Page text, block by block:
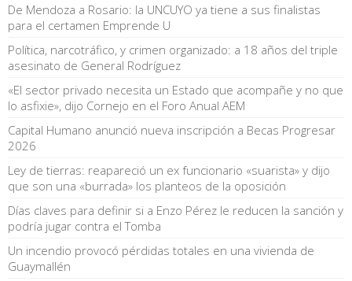
De Mendoza a Rosario: la UNCUYO ya tiene a sus finalistas
para el certamen Emprende U
Política, narcotráfico, y crimen organizado: a 18 años del triple
asesinato de General Rodríguez
«El sector privado necesita un Estado que acompañe y no que
lo asfixie», dijo Cornejo en el Foro Anual AEM
Capital Humano anunció nueva inscripción a Becas Progresar
2026
Ley de tierras: reapareció un ex funcionario «suarista» y dijo
que son una «burrada» los planteos de la oposición
Días claves para definir si a Enzo Pérez le reducen la sanción y
podría jugar contra el Tomba
Un incendio provocó pérdidas totales en una vivienda de
Guaymallén